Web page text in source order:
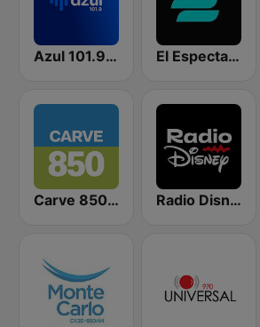
Azul 101.9 FM El Espectador 810 AM
Carve 850 AM Radio Disney Uruguay